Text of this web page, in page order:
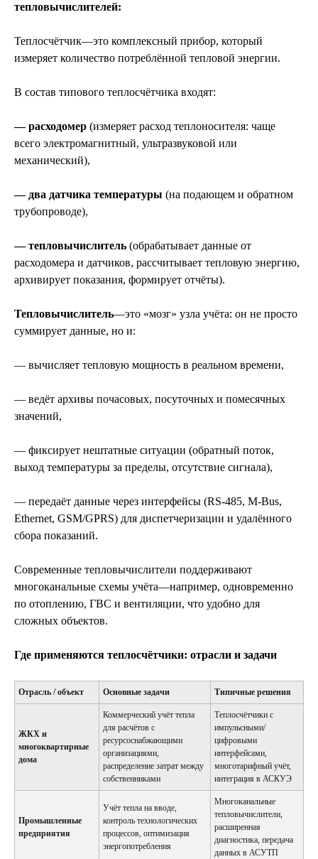
тепловычислителей:
Теплосчётчик—это комплексный прибор, который
измеряет количество потреблённой тепловой энергии.
В состав типового теплосчётчика входят:
— расходомер (измеряет расход теплоносителя: чаще
всего электромагнитный, ультразвуковой или
механический),
— два датчика температуры (на подающем и обратном
трубопроводе),
— тепловычислитель (обрабатывает данные от
расходомера и датчиков, рассчитывает тепловую энергию,
архивирует показания, формирует отчёты).
Тепловычислитель—это «мозг» узла учёта: он не просто
суммирует данные, но и:
— вычисляет тепловую мощность в реальном времени,
— ведёт архивы почасовых, посуточных и помесячных
значений,
— фиксирует нештатные ситуации (обратный поток,
выход температуры за пределы, отсутствие сигнала),
— передаёт данные через интерфейсы (RS‑485, M‑Bus,
Ethernet, GSM/GPRS) для диспетчеризации и удалённого
сбора показаний.
Современные тепловычислители поддерживают
многоканальные схемы учёта—например, одновременно
по отоплению, ГВС и вентиляции, что удобно для
сложных объектов.
Где применяются теплосчётчики: отрасли и задачи
Отрасль / объект Основные задачи Типичные решения
ЖКХ и
многоквартирные
дома
Коммерческий учёт тепла
для расчётов с
ресурсоснабжающими
организациями,
распределение затрат между
собственниками
Теплосчётчики с
импульсными/
цифровыми
интерфейсами,
многотарифный учёт,
интеграция в АСКУЭ
Промышленные
предприятия
Учёт тепла на вводе,
контроль технологических
процессов, оптимизация
энергопотребления
Многоканальные
тепловычислители,
расширенная
диагностика, передача
данных в АСУТП